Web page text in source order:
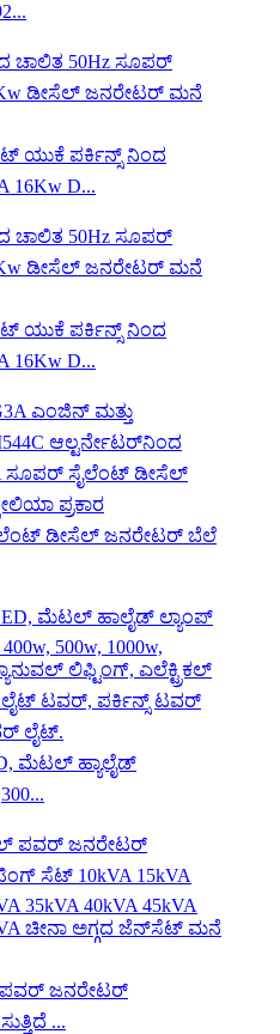
ಯುಕೆ ಪರ್ಕಿನ್ಸ್ ನಿಂದ
16Kw D...
ಯುಕೆ ಪರ್ಕಿನ್ಸ್ ನಿಂದ
16Kw D...
ಡೀಸೆಲ್ ಜನರೇಟರ್ ಬೆಲೆ
ಮೆಟಲ್ ಹ್ಯಾಲೈಡ್
ಜನರೇಟರ್
...